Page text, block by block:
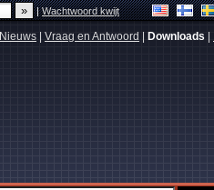
|Wachtwoord kwijt
Nieuws Vraag en Antwoord Downloads